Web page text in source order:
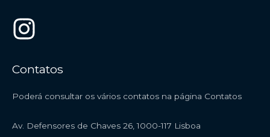
Contatos
Poderá consultar os vários contatos na página Contatos
Av. Defensores de Chaves 26, 1000-117 Lisboa